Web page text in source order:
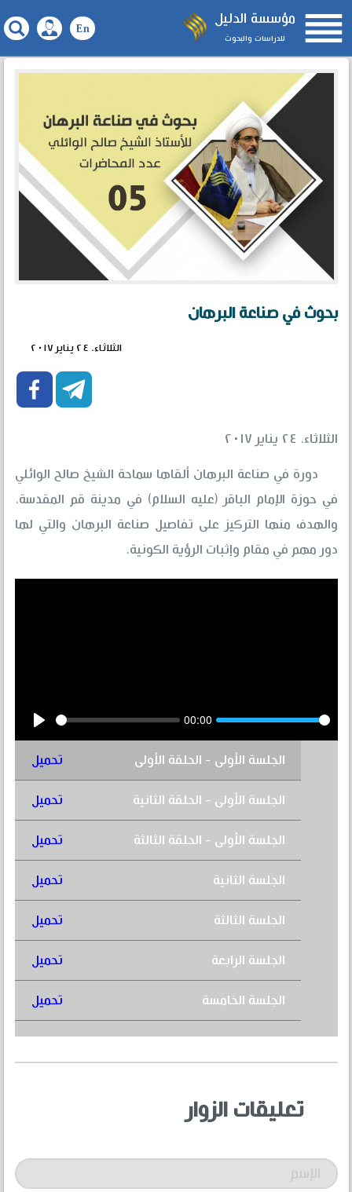
مؤسسة الدليل
للدراسات والبحوث 
بحوث في صناعة البرهان
الثلاثاء، ٢٤ يناير ٢٠١٧
 
الثلاثاء، ٢٤ يناير ٢٠١٧
دورة في صناعة البرهان ألقاها سماحة الشيخ صالح الوائلي
في حوزة الإمام الباقر (عليه السلام) في مدينة قم المقدسة،
والهدف منها التركيز على تفاصيل صناعة البرهان والتي لها
دور مهم في مقام وإثبات الرؤية الكونية.
Play
00:00
الجلسة الأولى - الحلقة الأولى تحميل
الجلسة الأولى - الحلقة الثانية تحميل
الجلسة الأولى - الحلقة الثالثة تحميل
الجلسة الثانية تحميل
الجلسة الثالثة تحميل
الجلسة الرابعة تحميل
الجلسة الخامسة تحميل
تعليقات الزوار